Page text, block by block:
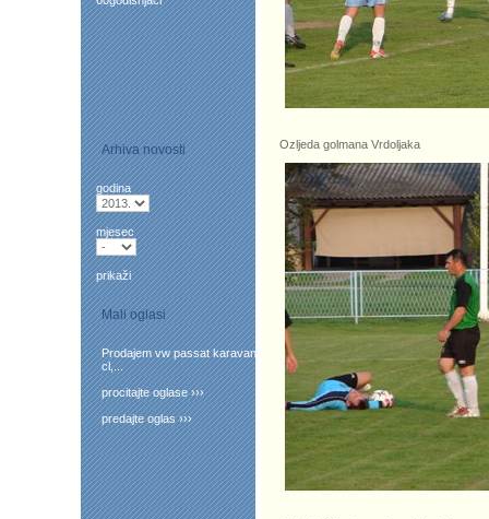
Arhiva novosti
godina
mjesec
prikaži
Mali oglasi
Prodajem vw passat karavan
cl,...
procitajte oglase ›››
predajte oglas ›››
Ozljeda golmana Vrdoljaka